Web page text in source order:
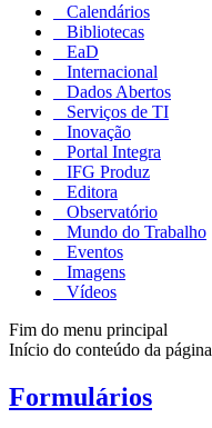
Calendários
Bibliotecas
EaD
Internacional
Dados Abertos
Serviços de TI
Inovação
Portal Integra
IFG Produz
Editora
Observatório
Mundo do Trabalho
Eventos
Imagens
Vídeos
Fim do menu principal
Início do conteúdo da página
Formulários